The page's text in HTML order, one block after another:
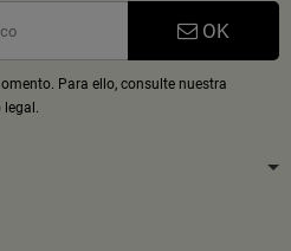
OK
Para ello, consulte nuestra
legal.